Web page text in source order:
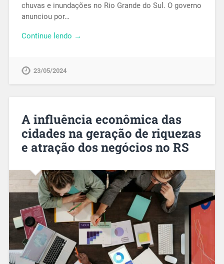
chuvas e inundações no Rio Grande do Sul. O governo
anunciou por…
Continue lendo →
23/05/2024
A influência econômica das
cidades na geração de riquezas
e atração dos negócios no RS